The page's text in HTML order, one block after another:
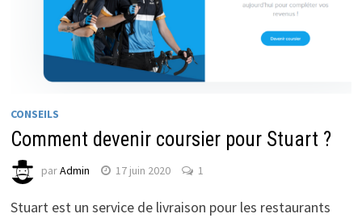
CONSEILS
Comment devenir coursier pour Stuart ?
parAdmin 17 juin 2020 1
Stuart est un service de livraison pour les restaurants